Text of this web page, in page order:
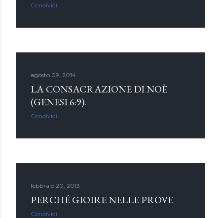
Condividi
agosto 09, 2014
LA CONSACRAZIONE DI NOÈ
(GENESI 6:9).
Condividi
febbraio 20, 2013
PERCHÉ GIOIRE NELLE PROVE
Condividi